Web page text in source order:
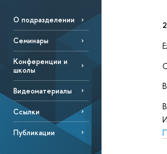
О подразделении
Семинары
Конференции и
школы
Видеоматериалы
Ссылки
Публикации